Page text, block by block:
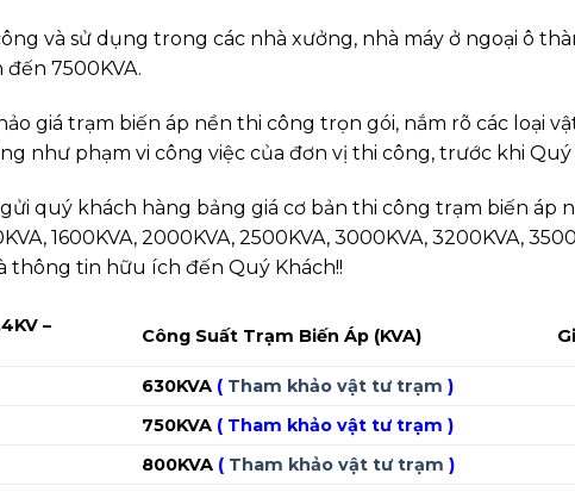
và sử dụng trong các nhà xưởng, nhà máy ở ngoại ô
7500KVA.
giá trạm biến áp nền thi công trọn gói, nắm rõ các loại
như phạm vi công việc của đơn vị thi công, trước khi
quý khách hàng bảng giá cơ bản thi công trạm biến áp
1600KVA, 2000KVA, 2500KVA, 3000KVA, 3200KVA,
thông tin hữu ích đến Quý Khách!!
–
Công Suất Trạm Biến Áp (KVA)
630KVA ( Tham khảo vật tư trạm )
750KVA ( Tham khảo vật tư trạm )
800KVA ( Tham khảo vật tư trạm )